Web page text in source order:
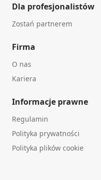
Dla profesjonalistów
Zostań partnerem
Firma
O nas
Kariera
Informacje prawne
Regulamin
Polityka prywatności
Polityka plików cookie